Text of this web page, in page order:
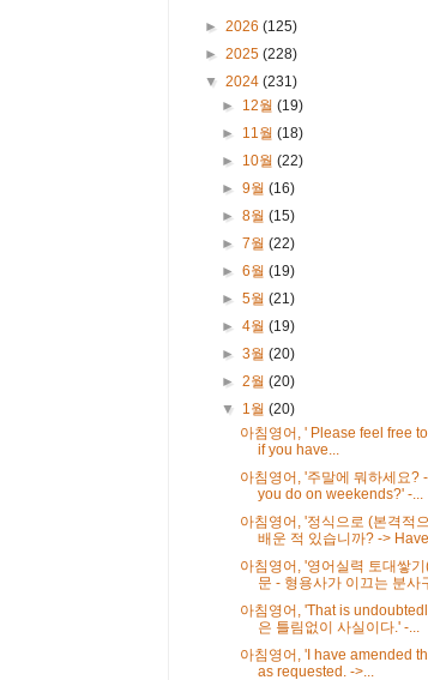
► 2026 (125)
► 2025 (228)
▼ 2024 (231)
► 12월(19)
► 11월(18)
► 10월(22)
►9월(16)
►8월(15)
►7월(22)
►6월(19)
►5월(21)
►4월(19)
►3월(20)
►2월(20)
▼ 1월(20)
아침영어, ' Please feel free
if you have...
아침영어, '주말에 뭐하세요?
you do on weekends?' -...
아침영어, '정식으로 (본격적
배운 적 있습니까? -> Have
아침영어, '영어실력 토대쌓
문 - 형용사가 이끄는 분사
아침영어, 'That is
은 틀림없이 사실이다.' -...
아침영어, 'I have amended
as requested. ->...